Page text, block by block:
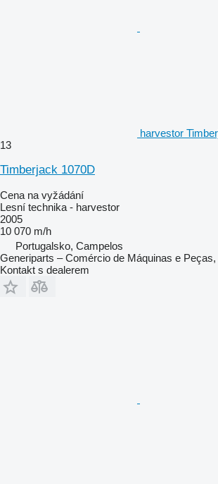
harvestor
13
Timberjack 1070D
Cena na vyžádání
Lesní technika - harvestor
2005
10 070 m/h
Portugalsko, Campelos
Generiparts – Comércio de Máquinas e Peças,
Kontakt s dealerem